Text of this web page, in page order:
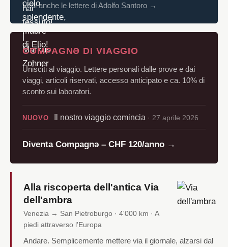
Vedi anche le lettere di Adolfo Santoro →
COMPAGNƏ DI VIAGGIO
Unisciti al viaggio. Lettere personali dalle prove e dai
viaggi, articoli riservati, accesso anticipato e ca. 10% di
sconto sui laboratori.
NUOVO Il nostro viaggio comincia · 27 aprile 2026
Diventa Compagnə – CHF 120/anno →
Alla riscoperta dell'antica Via
dell'ambra
Venezia → San Pietroburgo · 4'000 km · A
piedi attraverso l'Europa
Andare. Semplicemente mettere via il giornale, alzarsi dal